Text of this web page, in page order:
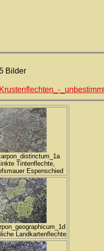
Bilder
Tintenflechte,
Espenschied
Landkartenflechte